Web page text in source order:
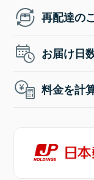
再配達の
お届け日
料金を計